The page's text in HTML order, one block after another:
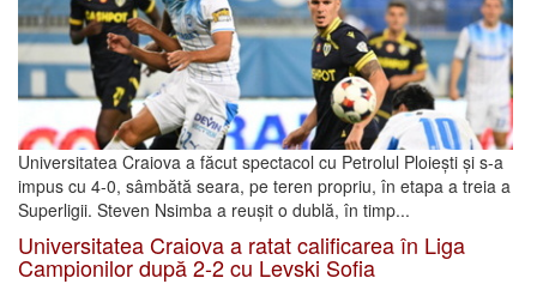
Universitatea Craiova a făcut spectacol cu Petrolul Ploiești și s-a
impus cu 4-0, sâmbătă seara, pe teren propriu, în etapa a treia a
Superligii. Steven Nsimba a reușit o dublă, în timp...
Universitatea Craiova a ratat calificarea în Liga
Campionilor după 2-2 cu Levski Sofia